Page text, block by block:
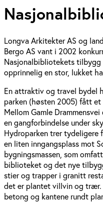
Longva Arkitekter AS og
Bergo AS vant i 2002
Nasjonalbibliotekets tilbygg
opprinnelig en stor, lukket
En attraktiv og travel bydel
parken (høsten 2005) fått
Mellom Gamle
en gangforbindelse under
Hydroparken trer tydeligere
en liten inngangsplass mot
bygningsmassen, som
biblioteket og det nye
stier og trapper i granitt
det er plantet villvin og trær.
betong og kantene rundt